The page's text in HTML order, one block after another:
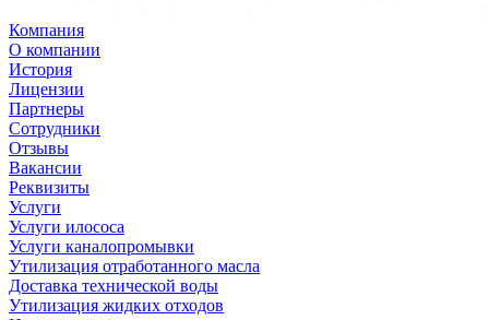
Компания
О компании
История
Лицензии
Партнеры
Сотрудники
Отзывы
Вакансии
Реквизиты
Услуги
Услуги илососа
Услуги каналопромывки
Утилизация отработанного масла
Доставка технической воды
Утилизация жидких отходов